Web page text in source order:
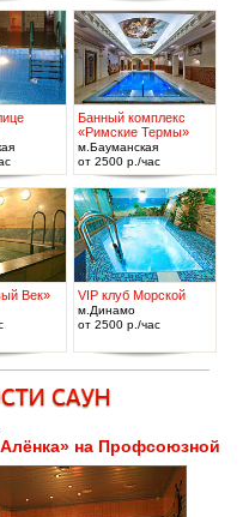
Банный комплекс
«Римские Термы»
м.Бауманская
от 2500 р./час
Век» VIP клуб Морской
м.Динамо
от 2500 р./час
на Профсоюзной